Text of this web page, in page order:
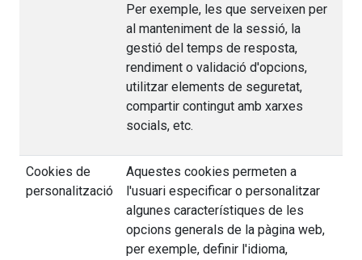
Per exemple, les que serveixen per
al manteniment de la sessió, la
gestió del temps de resposta,
rendiment o validació d'opcions,
utilitzar elements de seguretat,
compartir contingut amb xarxes
socials, etc.
Cookies de
personalització
Aquestes cookies permeten a
l'usuari especificar o personalitzar
algunes característiques de les
opcions generals de la pàgina web,
per exemple, definir l'idioma,